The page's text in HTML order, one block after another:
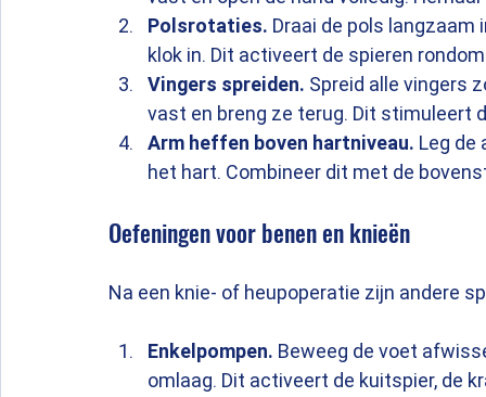
Polsrotaties. Draai de pols
klok in. Dit activeert de spieren
Vingers spreiden. Spreid alle vingers
vast en breng ze terug. Dit stimuleert
Arm heffen boven hartniveau. Leg de
het hart. Combineer dit met de
Oefeningen voor benen en knieën
Na een knie- of heupoperatie zijn andere
Enkelpompen. Beweeg de voet
omlaag. Dit activeert de kuitspier, de